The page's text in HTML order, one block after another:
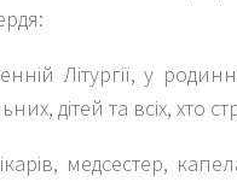
Літургії, у
дітей та всіх, хто
медсестер,